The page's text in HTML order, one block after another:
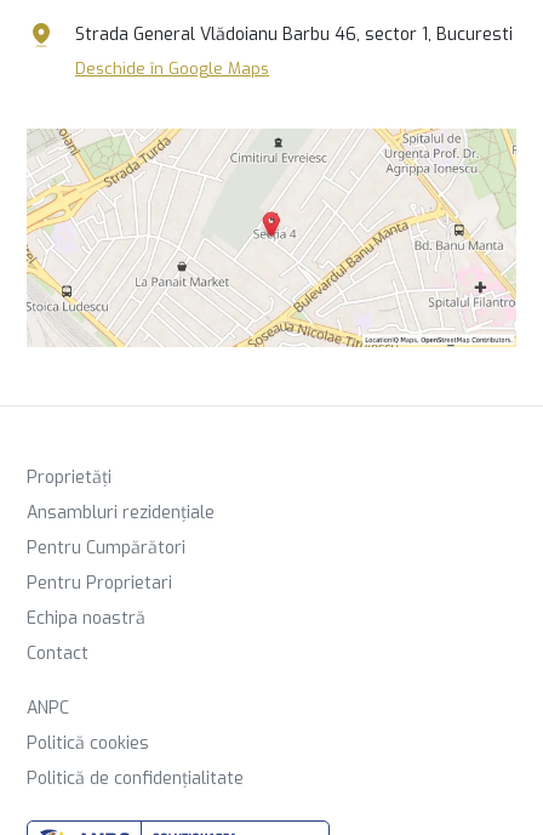
Strada General Vlădoianu Barbu 46, sector 1, Bucuresti
Deschide în Google Maps
Proprietăți
Ansambluri rezidențiale
Pentru Cumpărători
Pentru Proprietari
Echipa noastră
Contact
ANPC
Politică cookies
Politică de confidențialitate